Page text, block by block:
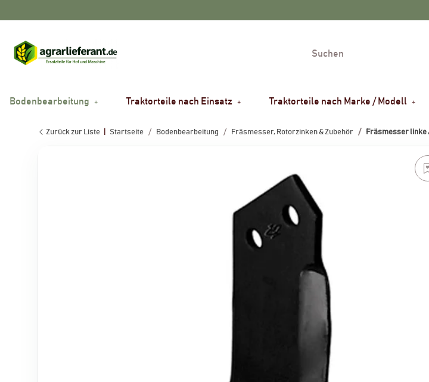
Bodenbearbeitung Traktorteile nach Einsatz Traktorteile nach Marke / Modell
Zurück zur Liste Startseite Bodenbearbeitung Fräsmesser, Rotorzinken & Zubehör Fräsmesser linke